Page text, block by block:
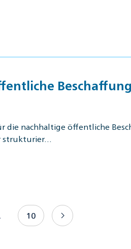
nachhaltige öffentliche
strukturier…
10